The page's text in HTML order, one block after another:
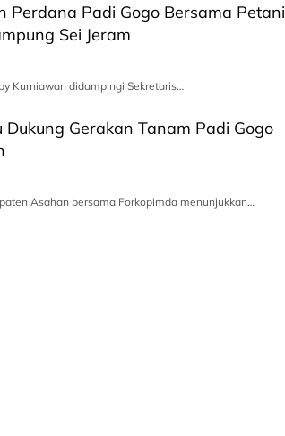
Perdana Padi Gogo Bersama Petani
Sei Jeram
Kurniawan didampingi Sekretaris…
Gerakan Tanam Padi Gogo
Asahan bersama Forkopimda menunjukkan…